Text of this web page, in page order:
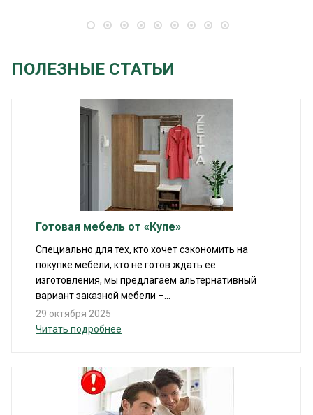
ПОЛЕЗНЫЕ СТАТЬИ
Готовая мебель от «Купе»
Специально для тех, кто хочет сэкономить на
покупке мебели, кто не готов ждать её
изготовления, мы предлагаем альтернативный
вариант заказной мебели –...
29 октября 2025
Читать подробнее